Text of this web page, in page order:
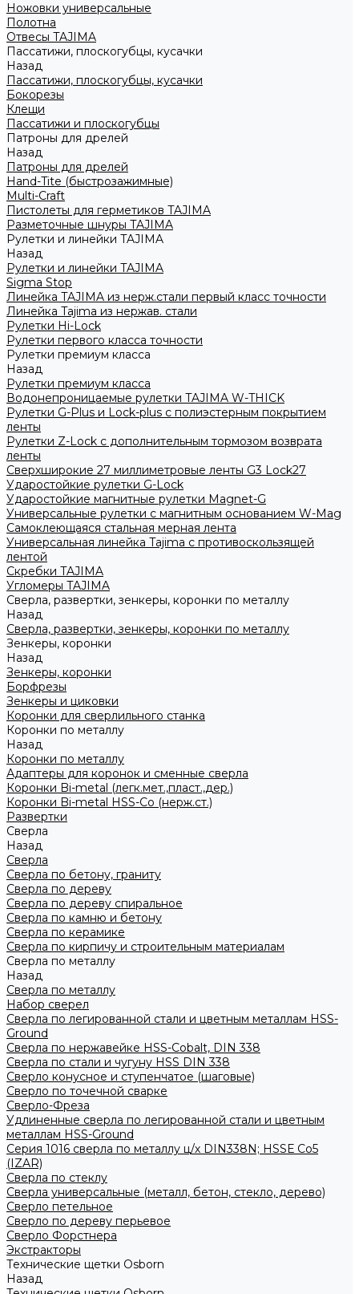
Ножовки универсальные
Полотна
Отвесы TAJIMA
Пассатижи, плоскогубцы, кусачки
Назад
Пассатижи, плоскогубцы, кусачки
Бокорезы
Клещи
Пассатижи и плоскогубцы
Патроны для дрелей
Назад
Патроны для дрелей
Hand-Tite (быстрозажимные)
Multi-Craft
Пистолеты для герметиков TAJIMA
Разметочные шнуры TAJIMA
Рулетки и линейки TAJIMA
Назад
Рулетки и линейки TAJIMA
Sigma Stop
Линейка TAJIMA из нерж.стали первый класс точности
Линейка Tajima из нержав. стали
Рулетки Hi-Lock
Рулетки первого класса точности
Рулетки премиум класса
Назад
Рулетки премиум класса
Водонепроницаемые рулетки TAJIMA W-THICK
Рулетки G-Plus и Lock-plus с полиэстерным покрытием
ленты
Рулетки Z-Lock с дополнительным тормозом возврата
ленты
Сверхширокие 27 миллиметровые ленты G3 Lock27
Ударостойкие рулетки G-Lock
Ударостойкие магнитные рулетки Magnet-G
Универсальные рулетки с магнитным основанием W-Mag
Самоклеющаяся стальная мерная лента
Универсальная линейка Tajima с противоскользящей
лентой
Скребки TAJIMA
Угломеры TAJIMA
Сверла, развертки, зенкеры, коронки по металлу
Назад
Сверла, развертки, зенкеры, коронки по металлу
Зенкеры, коронки
Назад
Зенкеры, коронки
Борфрезы
Зенкеры и циковки
Коронки для сверлильного станка
Коронки по металлу
Назад
Коронки по металлу
Адаптеры для коронок и сменные сверла
Коронки Bi-metal (легк.мет.,пласт.,дер.)
Коронки Bi-metal HSS-Co (нерж.ст.)
Развертки
Сверла
Назад
Сверла
Сверла по бетону, граниту
Сверла по дереву
Сверла по дереву спиральное
Сверла по камню и бетону
Сверла по керамике
Сверла по кирпичу и строительным материалам
Сверла по металлу
Назад
Сверла по металлу
Набор сверел
Сверла по легированной стали и цветным металлам HSS-
Ground
Сверла по нержавейке HSS-Cobalt, DIN 338
Сверла по стали и чугуну HSS DIN 338
Сверло конусное и ступенчатое (шаговые)
Сверло по точечной сварке
Сверло-Фреза
Удлиненные сверла по легированной стали и цветным
металлам HSS-Ground
Серия 1016 сверла по металлу ц/х DIN338N; HSSЕ Со5
(IZAR)
Сверла по стеклу
Сверла универсальные (металл, бетон, стекло, дерево)
Сверло петельное
Сверло по дереву перьевое
Сверло Форстнера
Экстракторы
Технические щетки Osborn
Назад